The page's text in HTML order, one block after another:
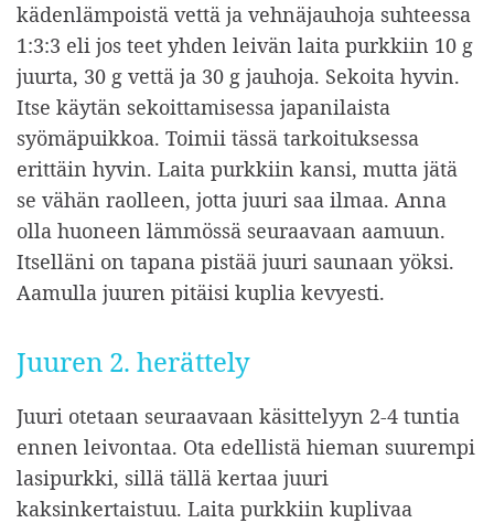
kädenlämpoistä vettä ja vehnäjauhoja suhteessa
1:3:3 eli jos teet yhden leivän laita purkkiin 10 g
juurta, 30 g vettä ja 30 g jauhoja. Sekoita hyvin.
Itse käytän sekoittamisessa japanilaista
syömäpuikkoa. Toimii tässä tarkoituksessa
erittäin hyvin. Laita purkkiin kansi, mutta jätä
se vähän raolleen, jotta juuri saa ilmaa. Anna
olla huoneen lämmössä seuraavaan aamuun.
Itselläni on tapana pistää juuri saunaan yöksi.
Aamulla juuren pitäisi kuplia kevyesti.
Juuren 2. herättely
Juuri otetaan seuraavaan käsittelyyn 2-4 tuntia
ennen leivontaa. Ota edellistä hieman suurempi
lasipurkki, sillä tällä kertaa juuri
kaksinkertaistuu. Laita purkkiin kuplivaa